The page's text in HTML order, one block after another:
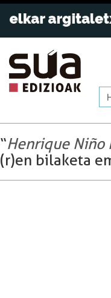
“Henrique Niño
(r)en bilaketa